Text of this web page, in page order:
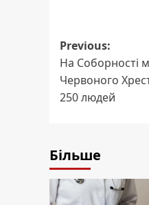
Post
Previous:
На Соборності
Червоного
250 людей
Більше